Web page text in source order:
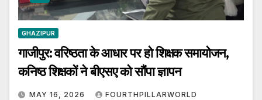
GHAZIPUR
गाजीपुर: वरिष्ठता के आधार पर हो शिक्षक समायोजन,
कनिष्ठ शिक्षकों ने बीएसए को सौंपा ज्ञापन
MAY 16, 2026 FOURTHPILLARWORLD